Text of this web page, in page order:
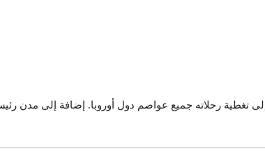
علاوة على ذلك، يهدف “طيران الرياض” بحلول نهاية عام 2030 إلى تغطية رحلاته جميع عواصم دول أوروبا. إضافة إلى مدن